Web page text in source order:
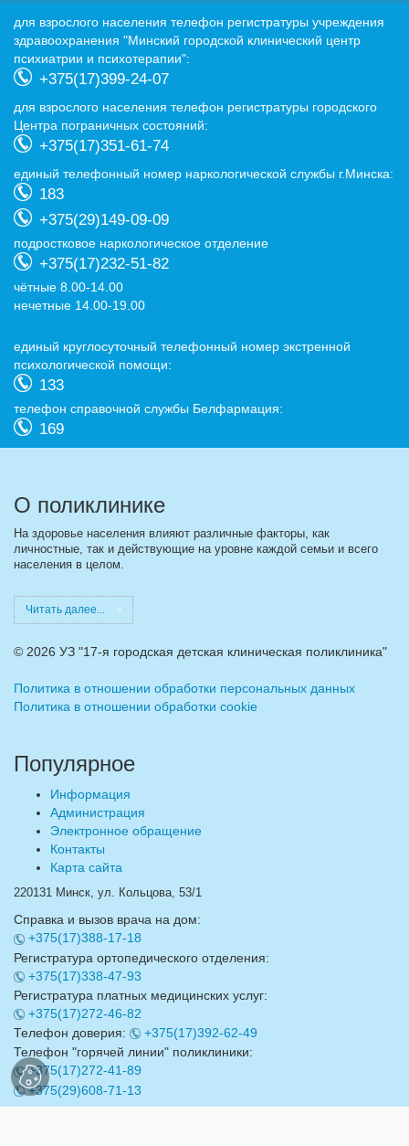
для взрослого населения телефон регистратуры учреждения
здравоохранения "Минский городской клинический центр
психиатрии и психотерапии":
+375(17)399-24-07
для взрослого населения телефон регистратуры городского
Центра пограничных состояний:
+375(17)351-61-74
eдиный телефонный номер наркологической службы г.Минска:
183
+375(29)149-09-09
подростковое наркологическое отделение
+375(17)232-51-82
чётные 8.00-14.00
нечетные 14.00-19.00
eдиный круглосуточный телефонный номер экстренной
психологической помощи:
133
телефон справочной службы Белфармация:
169
О поликлинике
На здоровье населения влияют различные факторы, как
личностные, так и действующие на уровне каждой семьи и всего
населения в целом.
Читать далее...
© 2026 УЗ "17-я городская детская клиническая поликлиника"
Политика в отношении обработки персональных данных
Политика в отношении обработки cookie
Популярное
Информация
Администрация
Электронное обращение
Контакты
Карта сайта
220131 Минск, ул. Кольцова, 53/1
Справка и вызов врача на дом:
+375(17)388-17-18
Регистратура ортопедического отделения:
+375(17)338-47-93
Регистратура платных медицинских услуг:
+375(17)272-46-82
Телефон доверия:
+375(17)392-62-49
Телефон "горячей линии" поликлиники:
+375(17)272-41-89
+375(29)608-71-13